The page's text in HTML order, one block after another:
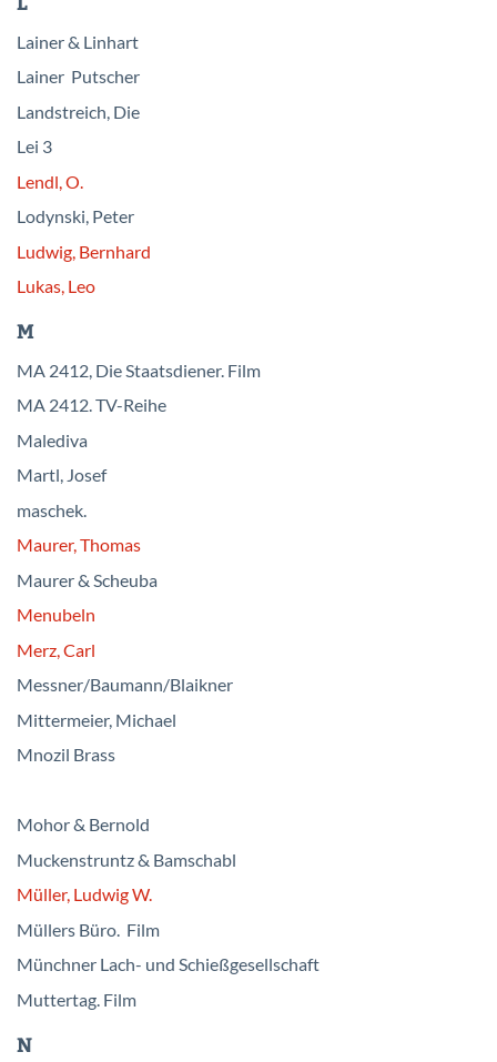
Lainer & Linhart
Lainer Putscher
Landstreich, Die
Lei 3
Lendl, O.
Lodynski, Peter
Ludwig, Bernhard
Lukas, Leo
M
MA 2412, Die Staatsdiener. Film
MA 2412. TV-Reihe
Malediva
Martl, Josef
maschek.
Maurer, Thomas
Maurer & Scheuba
Menubeln
Merz, Carl
Messner/Baumann/Blaikner
Mittermeier, Michael
Mnozil Brass
Mohor & Bernold
Muckenstruntz & Bamschabl
Müller, Ludwig W.
Müllers Büro. Film
Münchner Lach- und Schießgesellschaft
Muttertag. Film
N